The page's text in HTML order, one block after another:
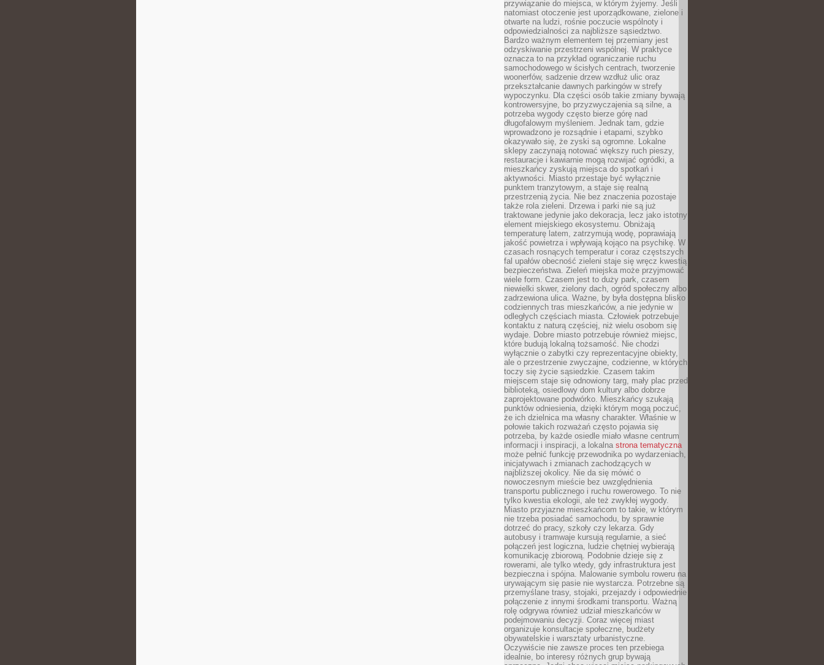
przywiązanie do miejsca, w którym żyjemy. Jeśli
natomiast otoczenie jest uporządkowane, zielone i
otwarte na ludzi, rośnie poczucie wspólnoty i
odpowiedzialności za najbliższe sąsiedztwo.
Bardzo ważnym elementem tej przemiany jest
odzyskiwanie przestrzeni wspólnej. W praktyce
oznacza to na przykład ograniczanie ruchu
samochodowego w ścisłych centrach, tworzenie
woonerfów, sadzenie drzew wzdłuż ulic oraz
przekształcanie dawnych parkingów w strefy
wypoczynku. Dla części osób takie zmiany bywają
kontrowersyjne, bo przyzwyczajenia są silne, a
potrzeba wygody często bierze górę nad
długofalowym myśleniem. Jednak tam, gdzie
wprowadzono je rozsądnie i etapami, szybko
okazywało się, że zyski są ogromne. Lokalne
sklepy zaczynają notować większy ruch pieszy,
restauracje i kawiarnie mogą rozwijać ogródki, a
mieszkańcy zyskują miejsca do spotkań i
aktywności. Miasto przestaje być wyłącznie
punktem tranzytowym, a staje się realną
przestrzenią życia. Nie bez znaczenia pozostaje
także rola zieleni. Drzewa i parki nie są już
traktowane jedynie jako dekoracja, lecz jako istotny
element miejskiego ekosystemu. Obniżają
temperaturę latem, zatrzymują wodę, poprawiają
jakość powietrza i wpływają kojąco na psychikę. W
czasach rosnących temperatur i coraz częstszych
fal upałów obecność zieleni staje się wręcz kwestią
bezpieczeństwa. Zieleń miejska może przyjmować
wiele form. Czasem jest to duży park, czasem
niewielki skwer, zielony dach, ogród społeczny albo
zadrzewiona ulica. Ważne, by była dostępna blisko
codziennych tras mieszkańców, a nie jedynie w
odległych częściach miasta. Człowiek potrzebuje
kontaktu z naturą częściej, niż wielu osobom się
wydaje. Dobre miasto potrzebuje również miejsc,
które budują lokalną tożsamość. Nie chodzi
wyłącznie o zabytki czy reprezentacyjne obiekty,
ale o przestrzenie zwyczajne, codzienne, w których
toczy się życie sąsiedzkie. Czasem takim
miejscem staje się odnowiony targ, mały plac przed
biblioteką, osiedlowy dom kultury albo dobrze
zaprojektowane podwórko. Mieszkańcy szukają
punktów odniesienia, dzięki którym mogą poczuć,
że ich dzielnica ma własny charakter. Właśnie w
połowie takich rozważań często pojawia się
potrzeba, by każde osiedle miało własne centrum
informacji i inspiracji, a lokalna strona tematyczna
może pełnić funkcję przewodnika po wydarzeniach,
inicjatywach i zmianach zachodzących w
najbliższej okolicy. Nie da się mówić o
nowoczesnym mieście bez uwzględnienia
transportu publicznego i ruchu rowerowego. To nie
tylko kwestia ekologii, ale też zwykłej wygody.
Miasto przyjazne mieszkańcom to takie, w którym
nie trzeba posiadać samochodu, by sprawnie
dotrzeć do pracy, szkoły czy lekarza. Gdy
autobusy i tramwaje kursują regularnie, a sieć
połączeń jest logiczna, ludzie chętniej wybierają
komunikację zbiorową. Podobnie dzieje się z
rowerami, ale tylko wtedy, gdy infrastruktura jest
bezpieczna i spójna. Malowanie symbolu roweru na
urywającym się pasie nie wystarcza. Potrzebne są
przemyślane trasy, stojaki, przejazdy i odpowiednie
połączenie z innymi środkami transportu. Ważną
rolę odgrywa również udział mieszkańców w
podejmowaniu decyzji. Coraz więcej miast
organizuje konsultacje społeczne, budżety
obywatelskie i warsztaty urbanistyczne.
Oczywiście nie zawsze proces ten przebiega
idealnie, bo interesy różnych grup bywają